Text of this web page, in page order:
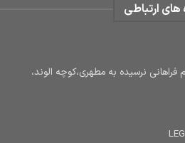
های ارتباطی
نرسیده به مطهری،کوچه الوند،